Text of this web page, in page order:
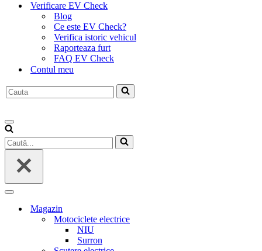
Verificare EV Check
Blog
Ce este EV Check?
Verifica istoric vehicul
Raporteaza furt
FAQ EV Check
Contul meu
Caută...
Meniu
de
navigare
Caută...
Meniu
navigareMagazin
Motociclete electrice
NIU
Surron